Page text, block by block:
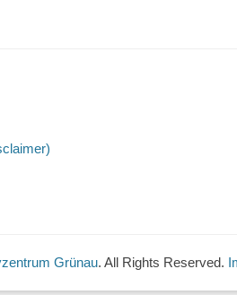
Grünau. All Rights Reserved.